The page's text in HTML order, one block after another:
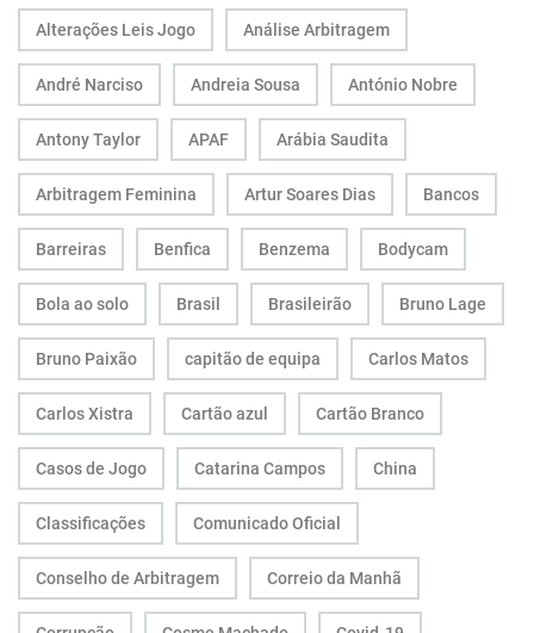
Alterações Leis Jogo Análise Arbitragem
André Narciso Andreia Sousa António Nobre
Antony Taylor APAF Arábia Saudita
Arbitragem Feminina Artur Soares Dias Bancos
Barreiras Benfica Benzema Bodycam
Bola ao solo Brasil Brasileirão Bruno Lage
Bruno Paixão capitão de equipa Carlos Matos
Carlos Xistra Cartão azul Cartão Branco
Casos de Jogo Catarina Campos China
Classificações Comunicado Oficial
Conselho de Arbitragem Correio da Manhã